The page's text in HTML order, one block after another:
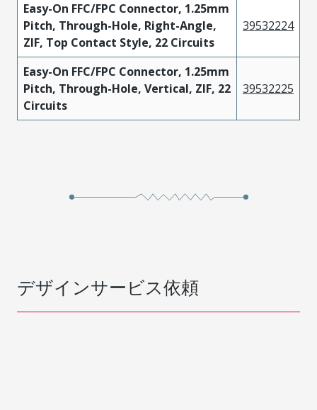
Easy-On FFC/FPC Connector, 1.25mm
Pitch, Through-Hole, Right-Angle,
ZIF, Top Contact Style, 22 Circuits
39532224
Easy-On FFC/FPC Connector, 1.25mm
Pitch, Through-Hole, Vertical, ZIF, 22
Circuits
39532225
デザインサービス依頼